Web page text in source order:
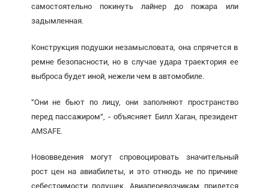
самостоятельно покинуть лайнер до пожара или
задымленная.
Конструкция подушки незамысловата, она спрячется в
ремне безопасности, но в случае удара траектория ее
выброса будет иной, нежели чем в автомобиле.
"Они не бьют по лицу, они заполняют пространство
перед пассажиром", - объясняет Билл Хаган, президент
AMSAFE.
Нововведения могут спровоцировать значительный
рост цен на авиабилеты, и это отнюдь не по причине
себестоимости подушек. Авиаперевозчикам придется